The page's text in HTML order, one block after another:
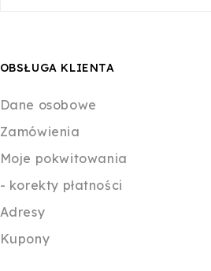
OBSŁUGA KLIENTA
Dane osobowe
Zamówienia
Moje pokwitowania
- korekty płatności
Adresy
Kupony